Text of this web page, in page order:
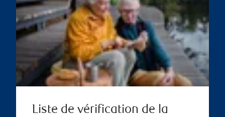
Liste de vérification de la